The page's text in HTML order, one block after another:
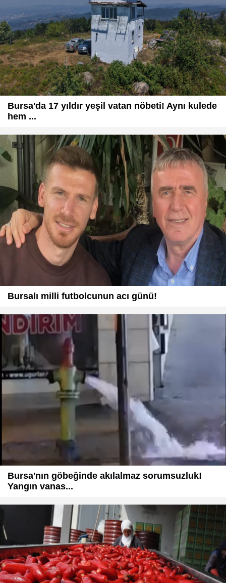
Bursa'da 17 yıldır yeşil vatan nöbeti! Aynı kulede
hem ...
Bursalı milli futbolcunun acı günü!
Bursa'nın göbeğinde akılalmaz sorumsuzluk!
Yangın vanas...